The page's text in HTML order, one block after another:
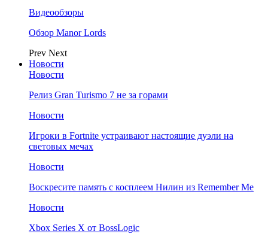
Видеообзоры
Обзор Manor Lords
Prev Next
Новости
Новости
Релиз Gran Turismo 7 не за горами
Новости
Игроки в Fortnite устраивают настоящие дуэли на
световых мечах
Новости
Воскресите память с косплеем Нилин из Remember Me
Новости
Xbox Series X от BossLogic